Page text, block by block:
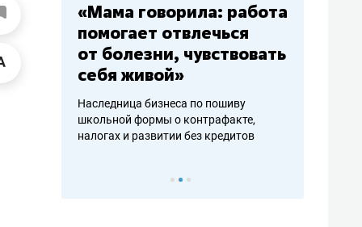
мастеров
«Мама говорила: работа
помогает отвлечься
от болезни, чувствовать
себя живой»
Наследница бизнеса по пошиву
школьной формы о контрафакте,
налогах и развитии без кредитов